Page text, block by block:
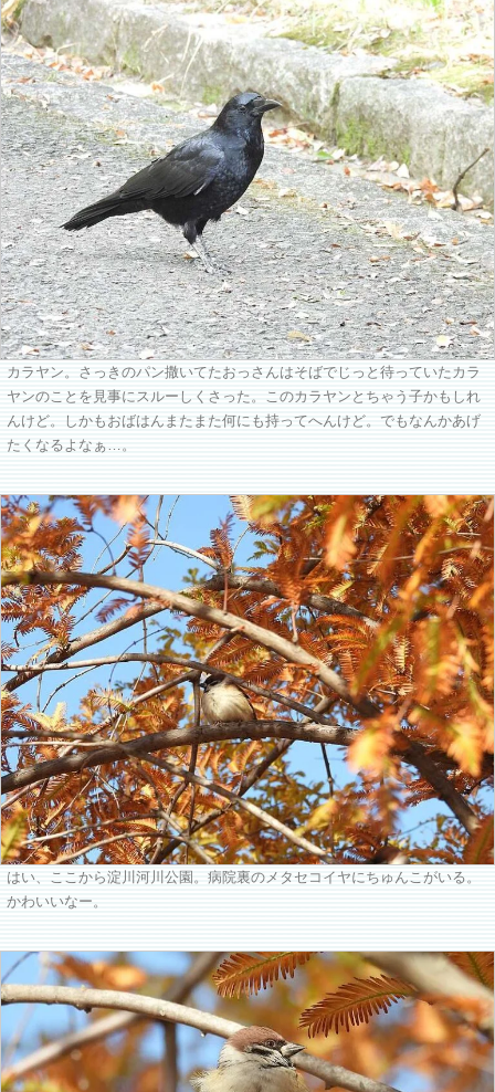
カラヤン。さっきのパン撒いてたおっさんはそばでじっと待っていたカラ
ヤンのことを見事にスルーしくさった。このカラヤンとちゃう子かもしれ
んけど。しかもおばはんまたまた何にも持ってへんけど。でもなんかあげ
たくなるよなぁ…。
はい、ここから淀川河川公園。病院裏のメタセコイヤにちゅんこがいる。
かわいいなー。